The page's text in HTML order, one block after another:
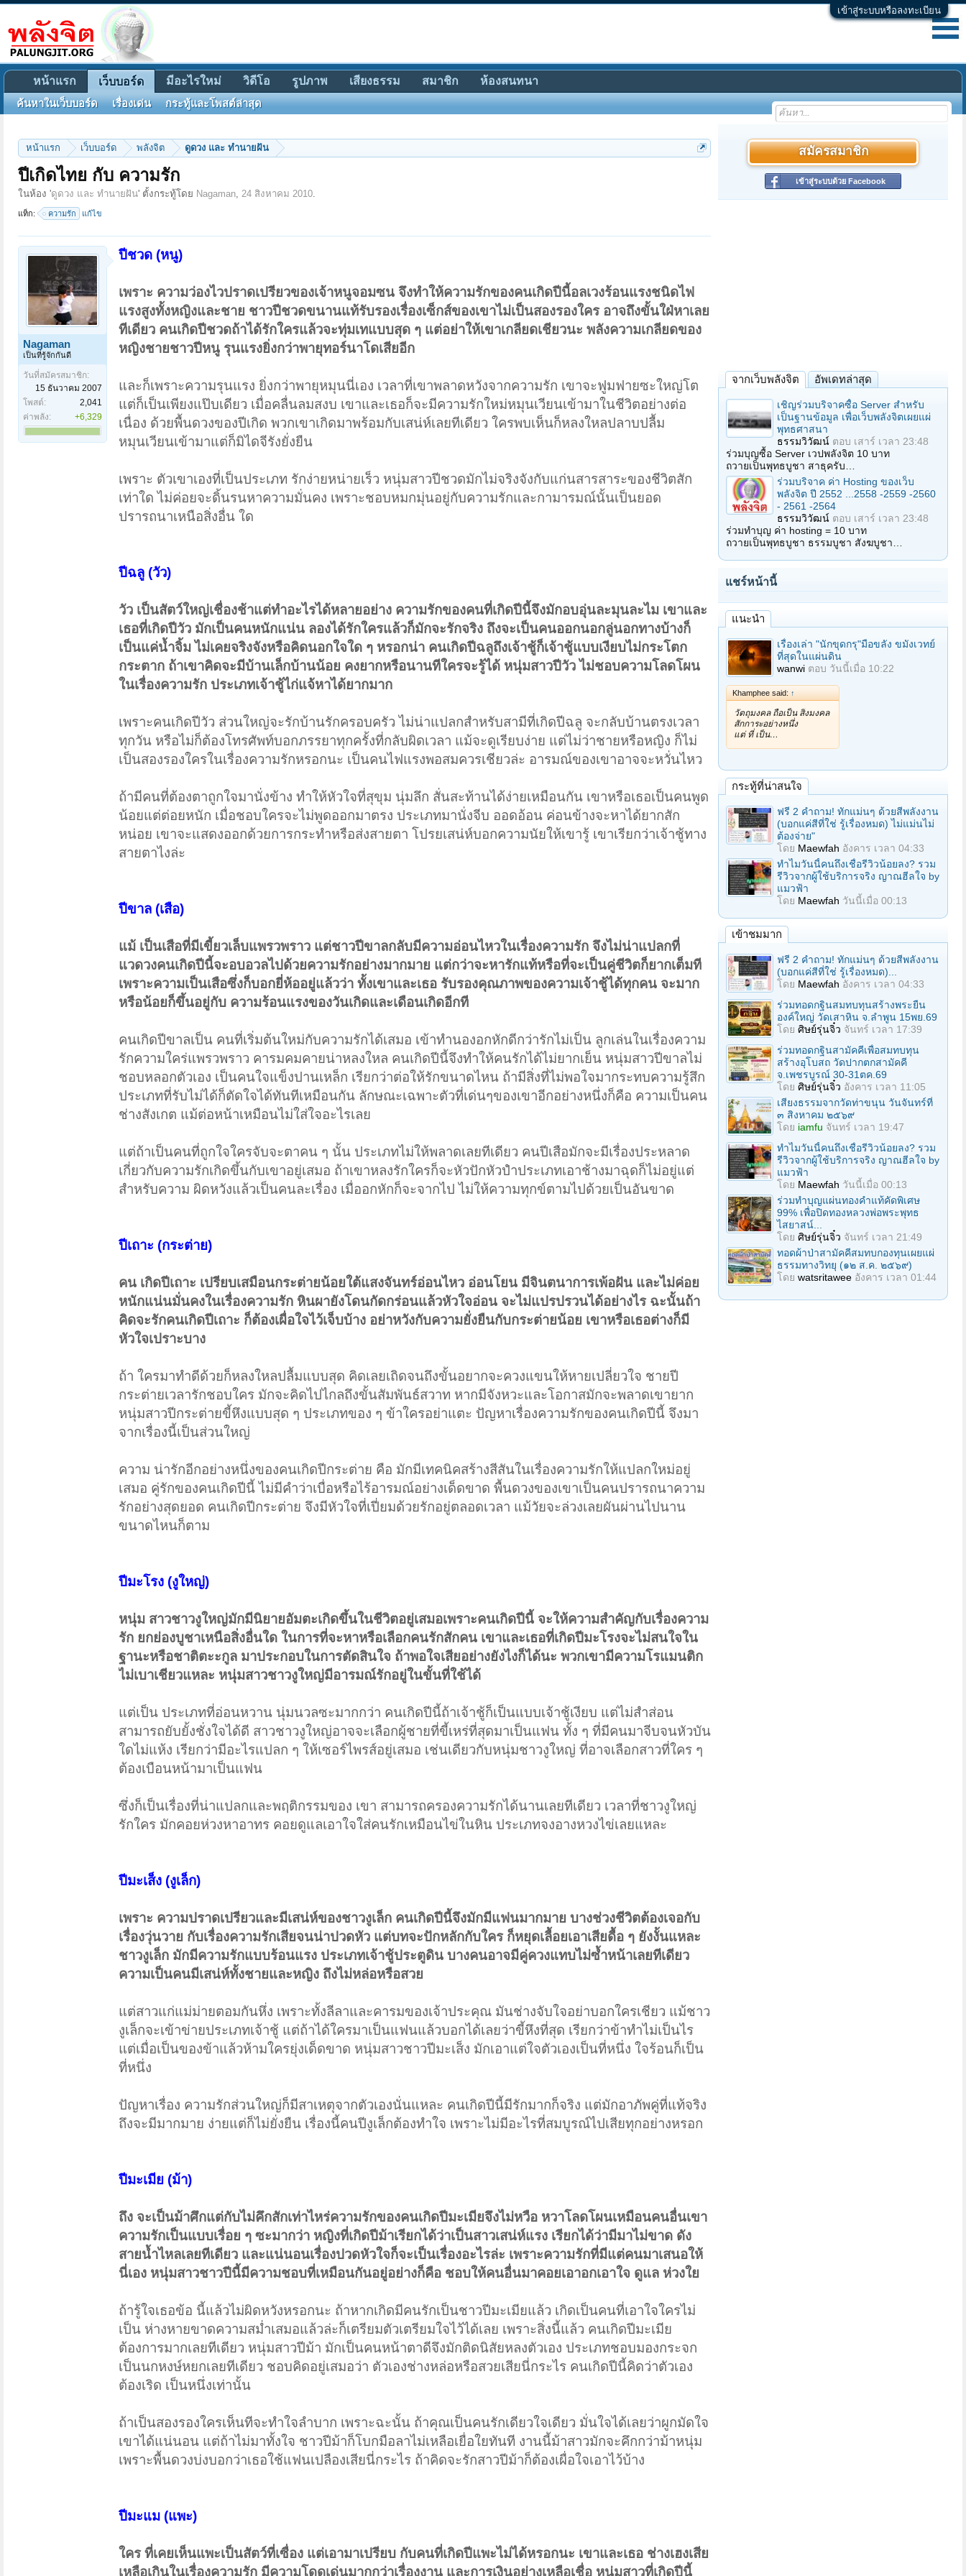
เข้าสู่ระบบหรือลงทะเบียน
หน้าแรก เว็บบอร์ด พลังจิต ดูดวง และ ทำนายฝัน
ปีเกิดไทย กับ ความรัก
ในห้อง 'ดูดวง และ ทำนายฝัน' ตั้งกระทู้โดย Nagaman, 24 สิงหาคม 2010.
แท็ก: ความรัก แก้ไข
Nagaman
เป็นที่รู้จักกันดี
วันที่สมัครสมาชิก:
15 ธันวาคม 2007
โพสต์:
2,041
ค่าพลัง:
+6,329
ปีชวด (หนู)
เพราะ ความว่องไวปราดเปรียวของเจ้าหนูจอมซน จึงทำให้ความรักของคนเกิดปีนี้อลเวงร้อนแรงชนิดไฟ
แรงสูงทั้งหญิงและชาย ชาวปีชวดขนานแท้รับรองเรื่องเซ็กส์ของเขาไม่เป็นสองรองใคร อาจถึงขั้นใฝ่หาเลย
ทีเดียว คนเกิดปีชวดถ้าได้รักใครแล้วจะทุ่มเทแบบสุด ๆ แต่อย่าให้เขาเกลียดเชียวนะ พลังความเกลียดของ
หญิงชายชาวปีหนู รุนแรงยิ่งกว่าพายุทอร์นาโดเสียอีก
และก็เพราะความรุนแรง ยิ่งกว่าพายุหมุนนี่เอง เวลาที่เขาพลาดหวังจากความรัก เขาจะฟูมฟายซะใหญ่โต
แต่ก็เป็นเพียงแป๊บเดียว เมื่อคลื่นลมสงบ เขาและเธอก็จะมีความรักใหม่หมุนเวียนเข้ามาในชีวิตอย่างต่อ
เนื่อง ด้วยพื้นดวงของปีเกิด พวกเขาเกิดมาพร้อมกับเสน่ห์เลยทีเดียว ใครพบเห็นก็หลงใหลปลาบปลื้ม
หมุนเวียนเข้ามาแต่ก็มิไดจีรังยั่งยืน
เพราะ ตัวเขาเองที่เป็นประเภท รักง่ายหน่ายเร็ว หนุ่มสาวปีชวดมักไม่จริงจังกับแก่นสารสาระของชีวิตสัก
เท่าใด ไม่ค่อยจะดิ้นรนหาความมั่นคง เพราะชอบหมกมุ่นอยู่กับความรักและกามารมณ์นั้นเป็นยอด
ปรารถนาเหนือสิ่งอื่น ใด
ปีฉลู (วัว)
วัว เป็นสัตว์ใหญ่เชื่องช้าแต่ทำอะไรได้หลายอย่าง ความรักของคนที่เกิดปีนี้จึงมักอบอุ่นละมุนละไม เขาและ
เธอที่เกิดปีวัว มักเป็นคนหนักแน่น ลองได้รักใครแล้วก็มักจะรักจริง ถึงจะเป็นคนออกนอกลู่นอกทางบ้างก็
เป็นแค่น้ำจิ้ม ไม่เคยจริงจังหรือคิดนอกใจใด ๆ หรอกน่า คนเกิดปีฉลูถึงเจ้าชู้ก็เจ้าชู้แบบเงียบไม่กระโตก
กระตาก ถ้าเขาคิดจะมีบ้านเล็กบ้านน้อย คงยากหรือนานทีใครจะรู้ได้ หนุ่มสาวปีวัว ไม่ชอบความโลดโผน
ในเรื่องความรัก ประเภทเจ้าชู้ไก่แจ้หาได้ยากมาก
เพราะคนเกิดปีวัว ส่วนใหญ่จะรักบ้านรักครอบครัว ไม่น่าแปลกสำหรับสามีที่เกิดปีฉลู จะกลับบ้านตรงเวลา
ทุกวัน หรือไม่ก็ต้องโทรศัพท์บอกภรรยาทุกครั้งที่กลับผิดเวลา แม้จะดูเรียบง่าย แต่ไม่ว่าชายหรือหญิง ก็ไม่
เป็นสองรองใครในเรื่องความรักหรอกนะ เป็นคนไฟแรงพอสมควรเชียวล่ะ อารมณ์ของเขาอาจจะหวั่นไหว
ถ้ามีคนที่ต้องตาถูกใจมานั่งข้าง ทำให้หัวใจที่สุขุม นุ่มลึก สั่นสะท้านได้ง่ายเหมือนกัน เขาหรือเธอเป็นคนพูด
น้อยแต่ต่อยหนัก เมื่อชอบใครจะไม่พูดออกมาตรง ประเภทมานั่งจีบ ออดอ้อน ค่อนข้างจะหาได้ยากสัก
หน่อย เขาจะแสดงออกด้วยการกระทำหรือส่งสายตา โปรยเสน่ห์บอกความนัยให้เขารู้ เขาเรียกว่าเจ้าชู้ทาง
สายตาไงล่ะ
ปีขาล (เสือ)
แม้ เป็นเสือที่มีเขี้ยวเล็บแพรวพราว แต่ชาวปีขาลกลับมีความอ่อนไหวในเรื่องความรัก จึงไม่น่าแปลกที่
แวดวงคนเกิดปีนี้จะอบอวลไปด้วยความรักอย่างมากมาย แต่กว่าจะหารักแท้หรือที่จะเป็นคู่ชีวิตก็ยากเต็มที
เพราะความเป็นเสือซึ่งก็บอกยี่ห้ออยู่แล้วว่า ทั้งเขาและเธอ รับรองคุณภาพของความเจ้าชู้ได้ทุกคน จะมาก
หรือน้อยก็ขึ้นอยู่กับ ความร้อนแรงของวันเกิดและเดือนเกิดอีกที
คนเกิดปีขาลเป็น คนที่เริ่มต้นใหม่กับความรักได้เสมอ เข้าทำนองอกหักดีกว่ารักไม่เป็น ลูกเล่นในเรื่องความ
รักความใคร่แพรวพราว คารมคมคายน่าหลงใหล คนเกิดปีนี้จึงทำให้คนรักได้ไม่ยากเย็น หนุ่มสาวปีขาลไม่
ชอบหลอกตัวเอง เป็นคนใจแข็งปานเหล็ก เรียกว่าต่อให้รักขนาดไหน ถ้ามีสิ่งที่ไม่พอใจมากระทบความรู้สึก
ประเภทที่รับไม่ได้ก็ตัดใจได้ทันทีเหมือนกัน ลักษณะเฉพาะตัวที่เด่นๆของเขาอีกอย่างหนึ่งก็คือ ความเป็นคน
ช่างสังเกต แม้ต่อหน้าเหมือนไม่ใส่ใจอะไรเลย
แต่ถ้าเป็นคนที่ถูกใจใครจับจะตาคน ๆ นั้น ประเภทไม่ให้พลาดเลยทีเดียว คนปีเสือมักจะมีเรื่องประหลาด
เกี่ยวกับความรักเกิดขึ้นกับเขาอยู่เสมอ ถ้าเขาหลงรักใครก็จะหัวปักหัวปำประเภทเอาช้างมาฉุดก็ไม่อยู่แต่
สำหรับความ ผิดหวังแล้วเป็นคนละเรื่อง เมื่ออกหักก็จะจากไป ไม่ให้ความทุกข์ตามไปด้วยเป็นอันขาด
ปีเถาะ (กระต่าย)
คน เกิดปีเถาะ เปรียบเสมือนกระต่ายน้อยใต้แสงจันทร์อ่อนไหว อ่อนโยน มีจินตนาการเพ้อฝัน และไม่ค่อย
หนักแน่นมั่นคงในเรื่องความรัก หินผายังโดนกัดกร่อนแล้วหัวใจอ่อน จะไม่แปรปรวนได้อย่างไร ฉะนั้นถ้า
คิดจะรักคนเกิดปีเถาะ ก็ต้องเผื่อใจไว้เจ็บบ้าง อย่าหวังกับความยั่งยืนกับกระต่ายน้อย เขาหรือเธอต่างก็มี
หัวใจเปราะบาง
ถ้า ใครมาทำดีด้วยก็หลงใหลปลื้มแบบสุด คิดเลยเถิดจนถึงขั้นอยากจะควงแขนให้หายเปลี่ยวใจ ชายปี
กระต่ายเวลารักชอบใคร มักจะคิดไปไกลถึงขั้นสัมพันธ์สวาท หากมีจังหวะและโอกาสมักจะพลาดเขายาก
หนุ่มสาวปีกระต่ายขี้หึงแบบสุด ๆ ประเภทของ ๆ ข้าใครอย่าแตะ ปัญหาเรื่องความรักของคนเกิดปีนี้ จึงมา
จากเรื่องนี้เป็นส่วนใหญ่
ความ น่ารักอีกอย่างหนึ่งของคนเกิดปีกระต่าย คือ มักมีเทคนิคสร้างสีสันในเรื่องความรักให้แปลกใหม่อยู่
เสมอ คู่รักของคนเกิดปีนี้ ไม่มีคำว่าเบื่อหรือไร้อารมณ์อย่างเด็ดขาด พื้นดวงของเขาเป็นคนปรารถนาความ
รักอย่างสุดยอด คนเกิดปีกระต่าย จึงมีหัวใจที่เปี่ยมด้วยรักอยู่ตลอดเวลา แม้วัยจะล่วงเลยผันผ่านไปนาน
ขนาดไหนก็ตาม
ปีมะโรง (งูใหญ่)
หนุ่ม สาวชาวงูใหญ่มักมีนิยายอัมตะเกิดขึ้นในชีวิตอยู่เสมอเพราะคนเกิดปีนี้ จะให้ความสำคัญกับเรื่องความ
รัก ยกย่องบูชาเหนือสิ่งอื่นใด ในการที่จะหาหรือเลือกคนรักสักคน เขาและเธอที่เกิดปีมะโรงจะไม่สนใจใน
ฐานะหรือชาติตะะกูล มาประกอบในการตัดสินใจ ถ้าพอใจเสียอย่างยังไงก็ได้นะ พวกเขามีความโรแมนติก
ไม่เบาเชียวแหละ หนุ่มสาวชาวงูใหญ่มีอารมณ์รักอยู่ในขั้นที่ใช้ได้
แต่เป็น ประเภทที่อ่อนหวาน นุ่มนวลซะมากกว่า คนเกิดปีนี้ถ้าเจ้าชู้ก็เป็นแบบเจ้าชู้เงียบ แต่ไม่สำส่อน
สามารถยับยั้งชั่งใจได้ดี สาวชาวงูใหญ่อาจจะเลือกผู้ชายที่ขี้เหร่ที่สุดมาเป็นแฟน ทั้ง ๆ ที่มีคนมาจีบจนหัวบัน
ใดไม่แห้ง เรียกว่ามีอะไรแปลก ๆ ให้เซอร์ไพรส์อยู่เสมอ เช่นเดียวกับหนุ่มชาวงูใหญ่ ที่อาจเลือกสาวที่ใคร ๆ
ต้องเบือนหน้ามาเป็นแฟน
ซึ่งก็เป็นเรื่องที่น่าแปลกและพฤติกรรมของ เขา สามารถครองความรักได้นานเลยทีเดียว เวลาที่ชาวงูใหญ่
รักใคร มักคอยห่วงหาอาทร คอยดูแลเอาใจใส่คนรักเหมือนไข่ในหิน ประเภทจงอางหวงไข่เลยแหละ
ปีมะเส็ง (งูเล็ก)
เพราะ ความปราดเปรียวและมีเสน่ห์ของชาวงูเล็ก คนเกิดปีนี้จึงมักมีแฟนมากมาย บางช่วงชีวิตต้องเจอกับ
เรื่องวุ่นวาย กับเรื่องความรักเสียจนน่าปวดหัว แต่บทจะปักหลักกับใคร ก็หยุดเลื้อยเอาเสียดื้อ ๆ ยังงั้นแหละ
ชาวงูเล็ก มักมีความรักแบบร้อนแรง ประเภทเจ้าชู้ประตูดิน บางคนอาจมีคู่ควงแทบไม่ซ้ำหน้าเลยทีเดียว
ความเป็นคนมีเสน่ห์ทั้งชายและหญิง ถึงไม่หล่อหรือสวย
แต่สาวแก่แม่ม่ายตอมกันหึ่ง เพราะทั้งลีลาและคารมของเจ้าประคุณ มันช่างจับใจอย่าบอกใครเชียว แม้ชาว
งูเล็กจะเข้าข่ายประเภทเจ้าชู้ แต่ถ้าได้ใครมาเป็นแฟนแล้วบอกได้เลยว่าขี้หึงที่สุด เรียกว่าข้าทำไม่เป็นไร
แต่เมื่อเป็นของข้าแล้วห้ามใครยุ่งเด็ดขาด หนุ่มสาวชาวปีมะเส็ง มักเอาแต่ใจตัวเองเป็นที่หนึ่ง ใจร้อนก็เป็น
ที่หนึ่ง
ปัญหาเรื่อง ความรักส่วนใหญ่ก็มีสาเหตุจากตัวเองนั่นแหละ คนเกิดปีนี้มีรักมากก็จริง แต่มักอาภัพคู่ที่แท้จริง
ถึงจะมีมากมาย ง่ายแต่ก็ไม่ยั่งยืน เรื่องนี้คนปีงูเล็กต้องทำใจ เพราะไม่มีอะไรที่สมบูรณ์ไปเสียทุกอย่างหรอก
ปีมะเมีย (ม้า)
ถึง จะเป็นม้าศึกแต่กับไม่คึกสักเท่าไหร่ความรักของคนเกิดปีมะเมียจึงไม่หวือ หวาโลดโผนเหมือนคนอื่นเขา
ความรักเป็นแบบเรื่อย ๆ ซะมากว่า หญิงที่เกิดปีม้าเรียกได้ว่าเป็นสาวเสน่ห์แรง เรียกได้ว่ามีมาไม่ขาด ดัง
สายน้ำไหลเลยทีเดียว และแน่นอนเรื่องปวดหัวใจก็จะเป็นเรื่องอะไรล่ะ เพราะความรักที่มีแต่คนมาเสนอให้
นี่เอง หนุ่มสาวชาวปีนี้มีความชอบที่เหมือนกันอยู่อย่างก็คือ ชอบให้คนอื่นมาคอยเอาอกเอาใจ ดูแล ห่วงใย
ถ้ารู้ใจเธอข้อ นี้แล้วไม่ผิดหวังหรอกนะ ถ้าหากเกิดมีคนรักเป็นชาวปีมะเมียแล้ว เกิดเป็นคนที่เอาใจใครไม่
เป็น ห่างหายขาดความสม่ำเสมอแล้วล่ะก็เตรียมตัวเตรียมใจไว้ได้เลย เพราะสิ่งนี้แล้ว คนเกิดปีมะเมีย
ต้องการมากเลยทีเดียว หนุ่มสาวปีม้า มักเป็นคนหน้าตาดีจึงมักติดนิสัยหลงตัวเอง ประเภทชอบมองกระจก
เป็นนกหงษ์หยกเลยทีเดียว ชอบคิดอยู่เสมอว่า ตัวเองช่างหล่อหรือสวยเสียนี่กระไร คนเกิดปีนี้คิดว่าตัวเอง
ต้องเริด เป็นหนึ่งเท่านั้น
ถ้าเป็นสองรองใครเห็นทีจะทำใจลำบาก เพราะฉะนั้น ถ้าคุณเป็นคนรักเดียวใจเดียว มั่นใจได้เลยว่าผูกมัดใจ
เขาได้แน่นอน แต่ถ้าไม่มาทั้งใจ ชาวปีม้าก็โบกมือลาไม่เหลือเยื่อใยทันที งานนี้ม้าสาวมักจะคึกกว่าม้าหนุ่ม
เพราะพื้นดวงบ่งบอกว่าเธอใช้แฟนเปลืองเสียนี่กระไร ถ้าคิดจะรักสาวปีม้าก็ต้องเผื่อใจเอาไว้บ้าง
ปีมะแม (แพะ)
ใคร ที่เคยเห็นแพะเป็นสัตว์ที่เซื่อง แต่เอามาเปรียบ กับคนที่เกิดปีแพะไม่ได้หรอกนะ เขาและเธอ ช่างเฮงเสีย
เหลือเกินในเรื่องความรัก มีความโดดเด่นมากกว่าเรื่องงาน และการเงินอย่างเหลือเชื่อ หนุ่มสาวที่เกิดปีนี้
สมัครสมาชิก
เข้าสู่ระบบด้วย Facebook
จากเว็บพลังจิต อัพเดทล่าสุด
เชิญร่วมบริจาคซื้อ Server สำหรับ
เป็นฐานข้อมูล เพื่อเว็บพลังจิตเผยแผ่
พุทธศาสนา
ธรรมวิวัฒน์ ตอบ เสาร์ เวลา 23:48
ร่วมบุญซื้อ Server เวปพลังจิต 10 บาท
ถวายเป็นพุทธบูชา สาธุครับ…
ร่วมบริจาค ค่า Hosting ของเว็บ
พลังจิต ปี 2552 ...2558 -2559 -2560
- 2561 -2564
ธรรมวิวัฒน์ ตอบ เสาร์ เวลา 23:48
ร่วมทำบุญ ค่า hosting = 10 บาท
ถวายเป็นพุทธบูชา ธรรมบูชา สังฆบูชา…
แชร์หน้านี้
แนะนำ
เรื่องเล่า "นักขุดกรุ"มือขลัง ขมังเวทย์
ที่สุดในแผ่นดิน
wanwi ตอบ วันนี้เมื่อ 10:22
Khamphee said: ↑
วัตถุมงคล ถือเป็น สิ่งมงคล
สักการะอย่างหนึ่ง
แต่ ที่ เป็น…
กระทู้ที่น่าสนใจ
ฟรี 2 คำถาม! ทักแม่นๆ ด้วยสีพลังงาน
(บอกแค่สีที่ใช่ รู้เรื่องหมด) ไม่แม่นไม่
ต้องจ่าย"
โดย Maewfah อังคาร เวลา 04:33
ทำไมวันนี้คนถึงเชื่อรีวิวน้อยลง? รวม
รีวิวจากผู้ใช้บริการจริง ญาณฮีลใจ by
แมวฟ้า
โดย Maewfah วันนี้เมื่อ 00:13
เข้าชมมาก
ฟรี 2 คำถาม! ทักแม่นๆ ด้วยสีพลังงาน
(บอกแค่สีที่ใช่ รู้เรื่องหมด)...
โดย Maewfah อังคาร เวลา 04:33
ร่วมทอดกฐินสมทบทุนสร้างพระยืน
องค์ใหญ่ วัดเสาหิน จ.ลําพูน 15พย.69
โดย ศิษย์รุ่นจิ๋ว จันทร์ เวลา 17:39
ร่วมทอดกฐินสามัคคีเพื่อสมทบทุน
สร้างอุโบสถ วัดปากตกสามัคคี
จ.เพชรบูรณ์ 30-31ตค.69
โดย ศิษย์รุ่นจิ๋ว อังคาร เวลา 11:05
เสียงธรรมจากวัดท่าขนุน วันจันทร์ที่
๓ สิงหาคม ๒๕๖๙
โดย iamfu จันทร์ เวลา 19:47
ทำไมวันนี้คนถึงเชื่อรีวิวน้อยลง? รวม
รีวิวจากผู้ใช้บริการจริง ญาณฮีลใจ by
แมวฟ้า
โดย Maewfah วันนี้เมื่อ 00:13
ร่วมทําบุญแผ่นทองคำแท้คัดพิเศษ
99% เพื่อปิดทองหลวงพ่อพระพุทธ
ไสยาสน์...
โดย ศิษย์รุ่นจิ๋ว จันทร์ เวลา 21:49
ทอดผ้าป่าสามัคคีสมทบกองทุนเผยแผ่
ธรรมทางวิทยุ (๑๒ ส.ค. ๒๕๖๙)
โดย watsritawee อังคาร เวลา 01:44
หน้าแรก เว็บบอร์ด
ค้นหาในเว็บบอร์ด เรื่องเด่น กระทู้และโพสต์ล่าสุด
มีอะไรใหม่ วิดีโอ รูปภาพ เสียงธรรม สมาชิก ห้องสนทนา